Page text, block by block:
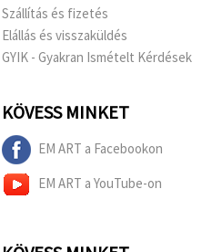
Szállítás és fizetés
Elállás és visszaküldés
GYIK - Gyakran Ismételt Kérdések
KÖVESS MINKET
EM ART a Facebookon
EM ART a YouTube-on